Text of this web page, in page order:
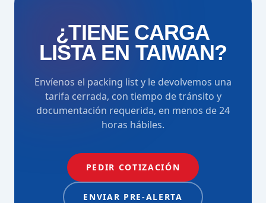
¿TIENE CARGA
LISTA EN TAIWAN?
Envíenos el packing list y le devolvemos una
tarifa cerrada, con tiempo de tránsito y
documentación requerida, en menos de 24
horas hábiles.
PEDIR COTIZACIÓN
ENVIAR PRE-ALERTA